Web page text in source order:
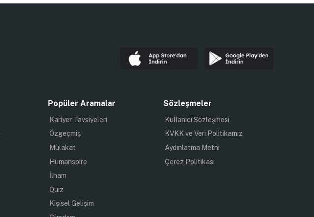
Popüler Aramalar
Kariyer Tavsiyeleri
Özgeçmiş
Mülakat
Humanspire
İlham
Quiz
Kişisel Gelişim
Sözleşmeler
Kullanıcı Sözleşmesi
KVKK ve Veri Politikamız
Aydınlatma Metni
Çerez Politikası